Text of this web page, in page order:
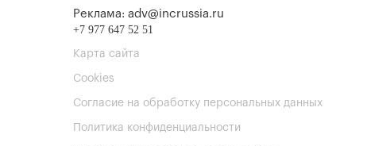
Реклама: adv@incrussia.ru
+7 977 647 52 51
Карта сайта
Cookies
Согласие на обработку персональных данных
Политика конфиденциальности